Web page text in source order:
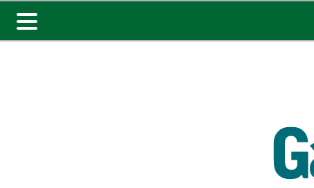
Toggle
navigation